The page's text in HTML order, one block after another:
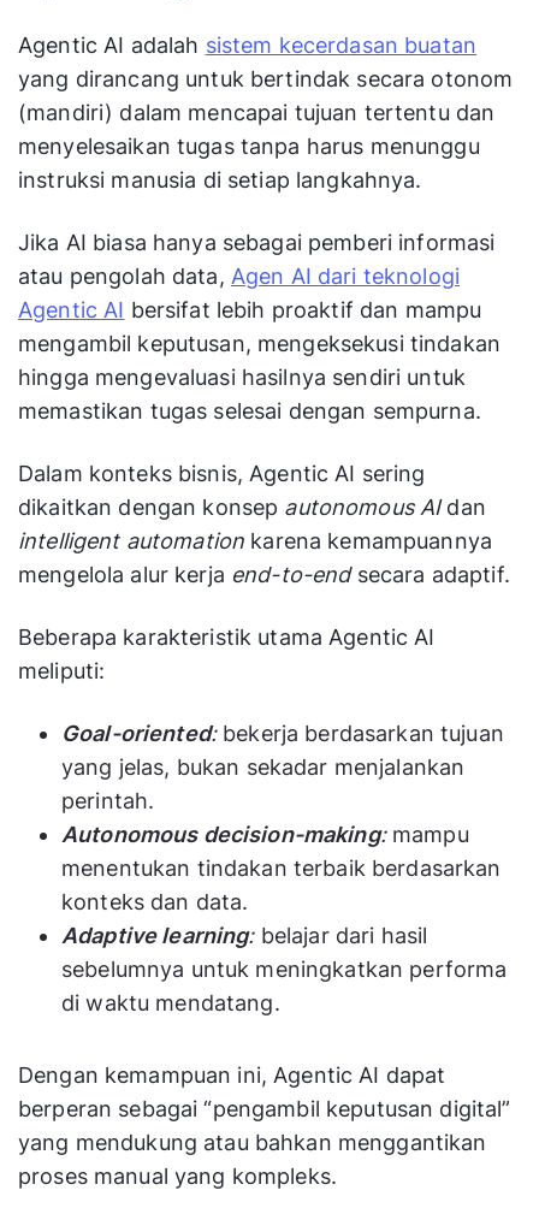
Agentic AI adalah sistem kecerdasan buatan
yang dirancang untuk bertindak secara otonom
(mandiri) dalam mencapai tujuan tertentu dan
menyelesaikan tugas tanpa harus menunggu
instruksi manusia di setiap langkahnya.
Jika AI biasa hanya sebagai pemberi informasi
atau pengolah data, Agen AI dari teknologi
Agentic AI bersifat lebih proaktif dan mampu
mengambil keputusan, mengeksekusi tindakan
hingga mengevaluasi hasilnya sendiri untuk
memastikan tugas selesai dengan sempurna.
Dalam konteks bisnis, Agentic AI sering
dikaitkan dengan konsep autonomous AIdan
intelligent automation karena kemampuannya
mengelola alur kerja end-to-endsecara adaptif.
Beberapa karakteristik utama Agentic AI
meliputi:
Goal-oriented:bekerja berdasarkan tujuan
yang jelas, bukan sekadar menjalankan
perintah.
Autonomous decision-making:mampu
menentukan tindakan terbaik berdasarkan
konteks dan data.
Adaptive learning: belajar dari hasil
sebelumnya untuk meningkatkan performa
di waktu mendatang.
Dengan kemampuan ini, Agentic AI dapat
berperan sebagai “pengambil keputusan digital”
yang mendukung atau bahkan menggantikan
proses manual yang kompleks.